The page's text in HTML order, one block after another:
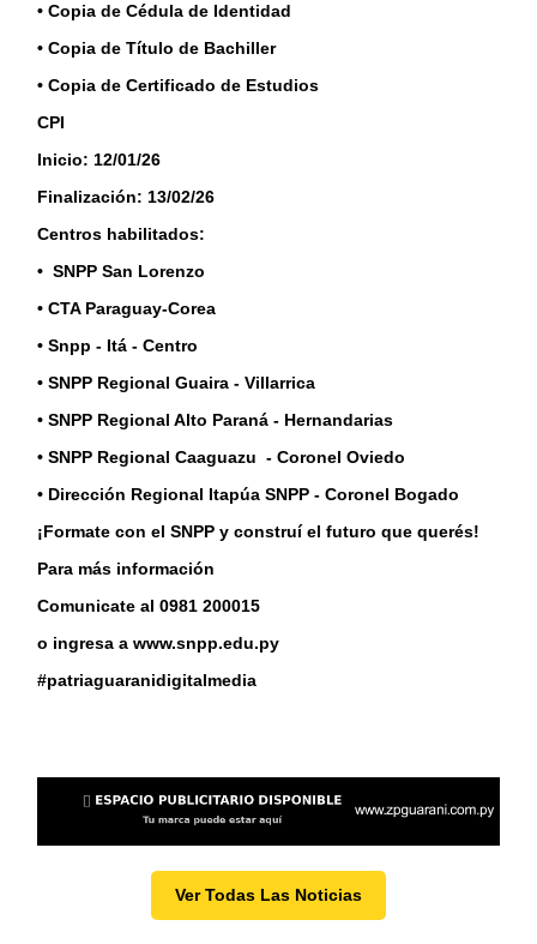
• Copia de Cédula de Identidad
• Copia de Título de Bachiller
• Copia de Certificado de Estudios
CPI
Inicio: 12/01/26
Finalización: 13/02/26
Centros habilitados:
• SNPP San Lorenzo
• CTA Paraguay-Corea
• Snpp - Itá - Centro
• SNPP Regional Guaira - Villarrica
• SNPP Regional Alto Paraná - Hernandarias
• SNPP Regional Caaguazu - Coronel Oviedo
• Dirección Regional Itapúa SNPP - Coronel Bogado
¡Formate con el SNPP y construí el futuro que querés!
Para más información
Comunicate al 0981 200015
o ingresa a www.snpp.edu.py
#patriaguaranidigitalmedia
Ver Todas Las Noticias